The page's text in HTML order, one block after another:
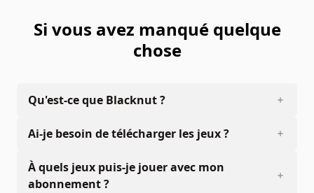
Si vous avez manqué quelque
chose
Qu'est-ce que Blacknut ?
Ai-je besoin de télécharger les jeux ?
À quels jeux puis-je jouer avec mon
abonnement ?